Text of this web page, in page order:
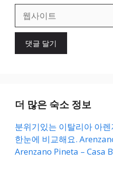
일
이
더 많은 숙소 정보
분위기있는 이탈리아 아
한눈에 비교해요.
Arenzano Pineta – Casa